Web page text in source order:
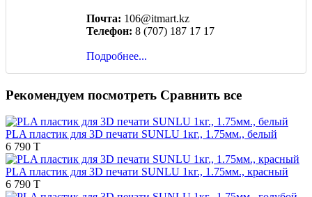
Почта: 106@itmart.kz
Телефон: 8 (707) 187 17 17
Подробнее...
Рекомендуем посмотреть Сравнить все
PLA пластик для 3D печати SUNLU 1кг., 1.75мм., белый
6 790 T
PLA пластик для 3D печати SUNLU 1кг., 1.75мм., красный
6 790 T